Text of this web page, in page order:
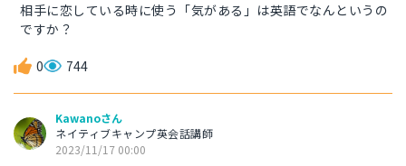
相手に恋している時に使う「気がある」は英語でなんというの
ですか？
0 744
Kawanoさん
ネイティブキャンプ英会話講師
2023/11/17 00:00